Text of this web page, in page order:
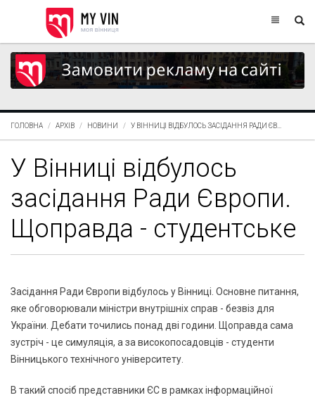
ГОЛОВНА АРХІВ НОВИНИ У ВІННИЦІ ВІДБУЛОСЬ ЗАСІДАННЯ РАДИ ЄВ...
У Вінниці відбулось
засідання Ради Європи.
Щоправда - студентське
Засідання Ради Європи відбулось у Вінниці. Основне питання,
яке обговорювали міністри внутрішніх справ - безвіз для
України. Дебати точились понад дві години. Щоправда сама
зустріч - це симуляція, а за високопосадовців - студенти
Вінницького технічного університету.
В такий спосіб представники ЄС в рамках інформаційної